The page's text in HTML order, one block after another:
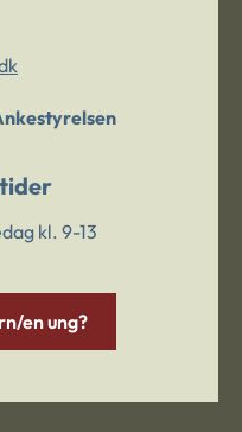
kl. 9-13
en ung?